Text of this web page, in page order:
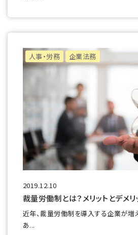
人事・労務 企業法務
2019.12.10
裁量労働制とは？メリットとデメリ
近年、裁量労働制を導入する企業が増え
あ...